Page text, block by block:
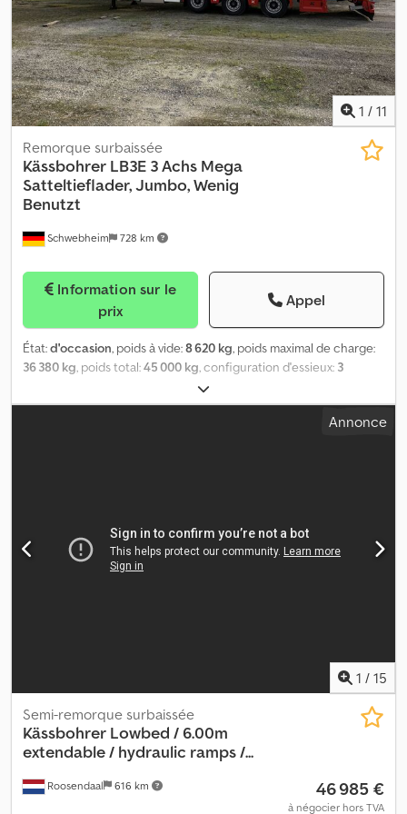
Fonctionnalités Marque de la superstructure : Kässbohrer LB3E
Superstructure extensible : Oui Entretien, historique et état
Contrôle technique (APK) : valide jusqu'au 04.2027 État technique
: très bon État esthétique : très bon Identification Immatriculation
: OX-78-HF Informations complémentaires Pour plus
d'informations, veuillez contacter Arne Honingh.
1 / 11
Schwebheim 728 km
Remorque surbaissée
Kässbohrer LB3E 3 Achs Mega
Satteltieflader, Jumbo, Wenig
Benutzt
prix
Appel
État:d'occasion, poids à vide:8 620 kg, poids maximal de charge:
36 380 kg, poids total:45 000 kg, configuration d'essieux: 3
, première immatriculation:
de chargement:13 550 mm, suspension:air, dimension des pneus:
autre, taille
conteneurs de 20 pieds ou 1 conteneur de 40 pieds. Supplément
pour les rampes : 1 000 €. Dcedpfjzqty Nex Aipok -- Erreurs
d'impression, erreurs et modifications réservées, images
Annonce
1 / 15
Roosendaal 616 km
Semi-remorque surbaissée
Kässbohrer Lowbed / 6.00m
extendable / hydraulic ramps /...
46 985 €
à négocier hors TVA